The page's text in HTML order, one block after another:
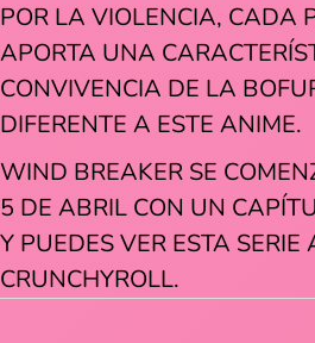
POR LA VIOLENCIA, CADA
APORTA UNA
CONVIVENCIA DE LA
DIFERENTE A ESTE ANIME.
WIND BREAKER SE
5 DE ABRIL CON UN
Y PUEDES VER ESTA SERIE
CRUNCHYROLL.